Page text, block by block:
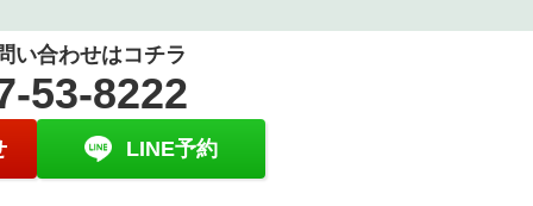
い合わせはコチラ
53-8222
LINE予約